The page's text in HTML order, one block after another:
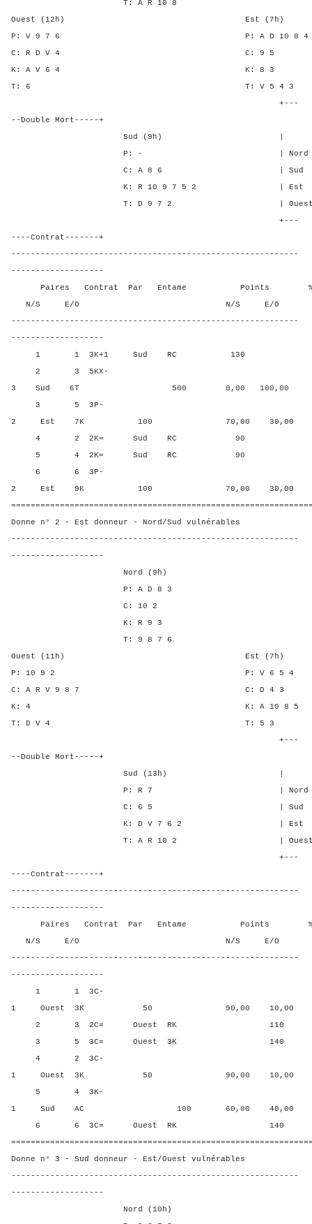
T: A R 10 8
Ouest (12h) Est (7h)
P: V 9 7 6 P: A D 10
C: R D V 4 C:
K: A V 6 4 K:
T: 6 T: V 5
+---
--Double Mort-----+
Sud (9h) | SA P C
P: - | Nord - - -
C: A 8 6 | Sud - -
K: R 10 9 7 5 2 | Est 2
T: D 9 7 2 | Ouest 2
+---
----Contrat-------+
-----------------------------------------------------------
-------------------
Paires Contrat Par Entame Points %
N/S E/O N/S E/O N/
-----------------------------------------------------------
-------------------
1 1 3K+1 Sud RC 130
2 3 5KX-
3 Sud 6T 500 0,00 100,00
3 5 3P-
2 Est 7K 100 70,00 30,00
4 2 2K= Sud RC 90
5 4 2K= Sud RC 90
6 6 3P-
2 Est 9K 100 70,00 30,00
Donne n° 2 - Est donneur - Nord/Sud vulnérables
-----------------------------------------------------------
-------------------
Nord (9h)
P: A D 8 3
C: 10 2
K: R 9 3
T: 9 8 7 6
Ouest (11h) Est (7h)
P: 10 9 2 P: V 6
C: A R V 9 8 7 C: D
K: 4 K: A 10
T: D V 4 T:
+---
--Double Mort-----+
Sud (13h) | SA P
P: R 7 | Nord - 1
C: 6 5 | Sud - 1
K: D V 7 6 2 | Est 1 -
T: A R 10 2 | Ouest 1 -
+---
----Contrat-------+
-----------------------------------------------------------
-------------------
Paires Contrat Par Entame Points %
N/S E/O N/S E/O N/
-----------------------------------------------------------
-------------------
1 1 3C-
1 Ouest 3K 50 90,00 10,00
2 3 2C= Ouest RK 110
3 5 3C= Ouest 3K 140
4 2 3C-
1 Ouest 3K 50 90,00 10,00
5 4 3K-
1 Sud AC 100 60,00 40,00
6 6 3C= Ouest RK 140
Donne n° 3 - Sud donneur - Est/Ouest vulnérables
-----------------------------------------------------------
-------------------
Nord (10h)